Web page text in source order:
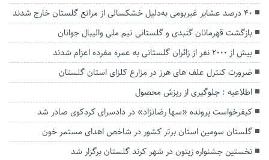
۴۰ درصد عشایر غیربومی به‌دلیل خشکسالی از مراتع گلستان خارج شدند
بازگشت قهرمانان گنبدی و گلستانی تیم ملی والیبال جوانان
بیش از ۲۰۰۰ نفر از زائران گلستانی به عمره مفرده اعزام شدند
ضرورت کنترل علف های هرز در مزارع کلزای استان گلستان
اطلاعیه : جلوگیری از ریزش محصول
کیفرخواست پرونده «سها رضانژاد» در دادسرای کردکوی صادر شد
گلستان سومین استان برتر کشور در شاخص اهدای مستمر خون
نخستین جشنواره زیتون در شهر کرند گلستان برگزار شد